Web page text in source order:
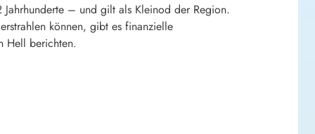
– und gilt als Kleinod der Region.
können, gibt es finanzielle
Hell berichten.